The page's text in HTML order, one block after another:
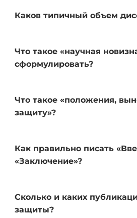
Каков типичный объем
Что такое «научная
сформулировать?
Что такое «положения,
защиту»?
Как правильно писать
«Заключение»?
Сколько и каких
защиты?